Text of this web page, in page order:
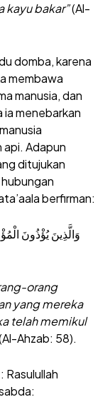
kayu bakar”(Al-
domba, karena
membawa
manusia, dan
ia menebarkan
api. Adapun
ditujukan
berfirman:
وَالَّذِينَ يُؤْذُونَ
orang
yang mereka
telah memikul
Ahzab: 58).
Rasulullah